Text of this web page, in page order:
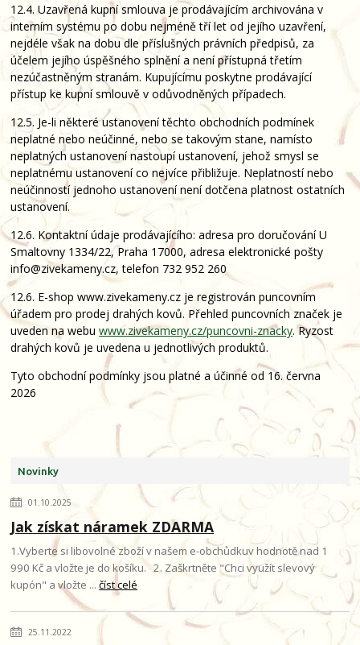
Novinky
01.10.2025
Jak získat náramek ZDARMA
1.Vyberte si libovolné zboží v našem e-obchůdkuv hodnotě nad 1
990 Kč a vložte je do košíku. 2. Zaškrtněte "Chci využít slevový
kupón" a vložte ...číst celé
25.11.2022
12.4. Uzavřená kupní smlouva je prodávajícím archivována v
interním systému po dobu nejméně tří let od jejího uzavření,
nejdéle však na dobu dle příslušných právních předpisů, za
účelem jejího úspěšného splnění a není přístupná třetím
nezúčastněným stranám. Kupujícímu poskytne prodávající
přístup ke kupní smlouvě v odůvodněných případech.
12.5. Je-li některé ustanovení těchto obchodních podmínek
neplatné nebo neúčinné, nebo se takovým stane, namísto
neplatných ustanovení nastoupí ustanovení, jehož smysl se
neplatnému ustanovení co nejvíce přibližuje. Neplatností nebo
neúčinností jednoho ustanovení není dotčena platnost ostatních
ustanovení.
12.6. Kontaktní údaje prodávajícího: adresa pro doručování U
Smaltovny 1334/22, Praha 17000, adresa elektronické pošty
info@zivekameny.cz, telefon 732 952 260
12.6. E-shop www.zivekameny.cz je registrován puncovním
úřadem pro prodej drahých kovů. Přehled puncovních značek je
uveden na webuwww.zivekameny.cz/puncovni-znacky. Ryzost
drahých kovů je uvedena u jednotlivých produktů.
Tyto obchodní podmínky jsou platné a účinné od 16. června
2026